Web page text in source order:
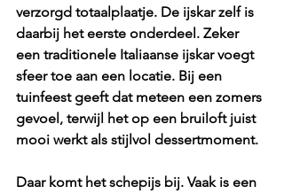
verzorgd totaalplaatje. De ijskar zelf is
daarbij het eerste onderdeel. Zeker
een traditionele Italiaanse ijskar voegt
sfeer toe aan een locatie. Bij een
tuinfeest geeft dat meteen een zomers
gevoel, terwijl het op een bruiloft juist
mooi werkt als stijlvol dessertmoment.
Daar komt het schepijs bij. Vaak is een